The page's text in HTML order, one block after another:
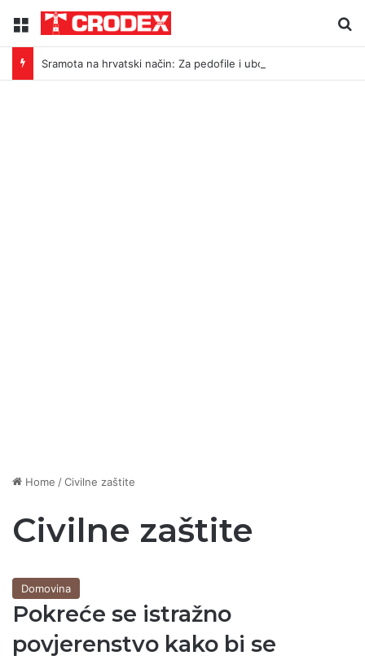
Menu
Home /Civilne zaštite
Civilne zaštite
Domovina
Pokreće se istražno
povjerenstvo kako bi se